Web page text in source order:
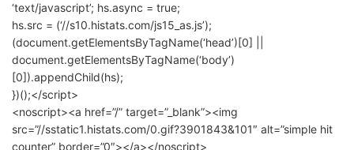
‘text/javascript’; hs.async = true;
hs.src = (‘//s10.histats.com/js15_as.js’);
(document.getElementsByTagName(‘head’)[0] ||
document.getElementsByTagName(‘body’)
[0]).appendChild(hs);
})();</script>
<noscript><a href=”/” target=”_blank”><img
src=”//sstatic1.histats.com/0.gif?3901843&101″ alt=”simple hit
counter” border=”0″></a></noscript>